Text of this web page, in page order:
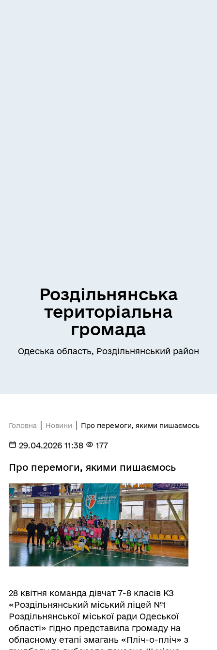
Роздільнянська
територіальна
громада
Одеська область, Роздільнянський район
Головна Новини Про перемоги, якими пишаємось
29.04.2026 11:38 177
Про перемоги, якими пишаємось
28 квітня команда дівчат 7-8 класів КЗ
«Роздільнянський міський ліцей №1
Роздільнянської міської ради Одеської
області» гідно представила громаду на
обласному етапі змагань «Пліч-о-пліч» з